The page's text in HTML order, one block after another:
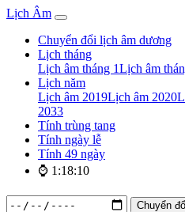
Lịch Âm
Chuyển đổi lịch âm dương
Lịch tháng
Lịch âm tháng 1Lịch âm
Lịch năm
Lịch âm 2019Lịch âm 2020
2033
Tính trùng tang
Tính ngày lễ
Tính 49 ngày
⌚ 1:18:11
Chuyển